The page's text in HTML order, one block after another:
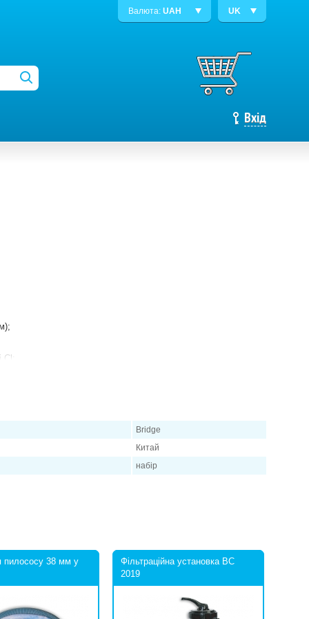
Валюта: UAH UK
Вхід
Bridge
Китай
набір
пилососу 38 мм у
Фільтраційна установка BC
2019